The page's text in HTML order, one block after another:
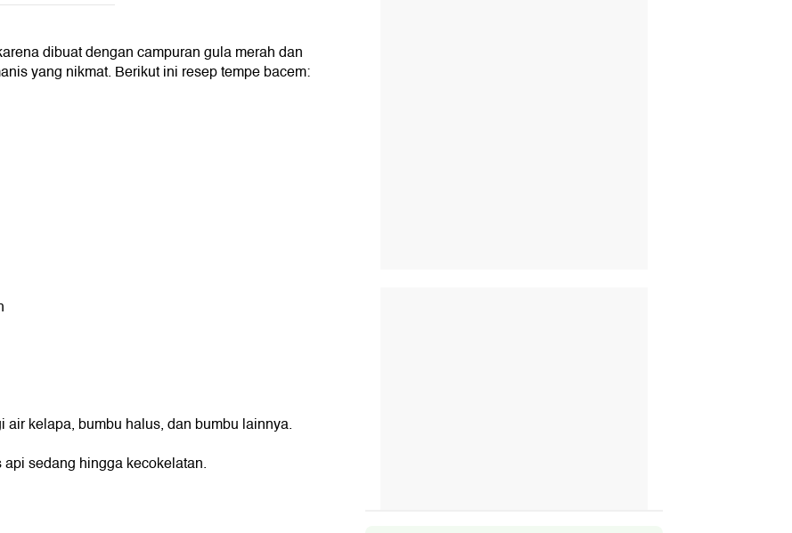
dibuat dengan campuran gula merah dan
yang nikmat. Berikut ini resep tempe bacem:
kelapa, bumbu halus, dan bumbu lainnya.
sedang hingga kecokelatan.